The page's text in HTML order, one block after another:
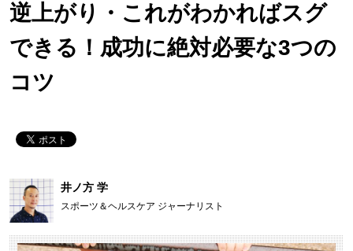
逆上がり・これがわかればスグ
できる！成功に絶対必要な3つの
コツ
井ノ方 学
スポーツ＆ヘルスケア ジャーナリスト